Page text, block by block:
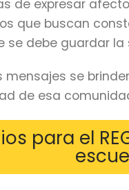
de expresar
que buscan
se debe guardar
se
de esa
para el